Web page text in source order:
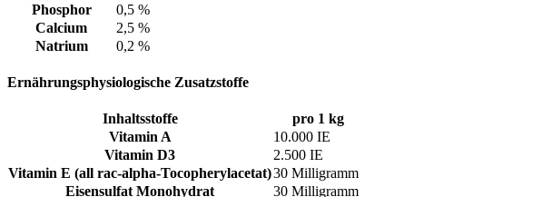
Phosphor
0,5 %
Calcium
2,5 %
Natrium
0,2 %
Ernährungsphysiologische Zusatzstoffe
Inhaltsstoffe
pro 1 kg
Vitamin A
10.000 IE
Vitamin D3
2.500 IE
Vitamin E (all rac-alpha-Tocopherylacetat)30 Milligramm
Eisensulfat Monohydrat
30 Milligramm